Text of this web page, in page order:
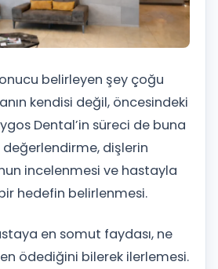
belirleyen şey çoğu
kendisi değil, öncesindeki
Dental’in süreci de buna
dişlerin
incelenmesi ve hastayla
hedefin belirlenmesi.
en somut faydası, ne
ödediğini bilerek ilerlemesi.